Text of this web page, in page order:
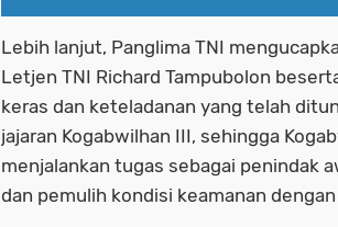
Lebih lanjut, Panglima TNI
Letjen TNI Richard Tampubolon
keras dan keteladanan yang telah
jajaran Kogabwilhan III, sehingga
menjalankan tugas sebagai penindak
dan pemulih kondisi keamanan dengan